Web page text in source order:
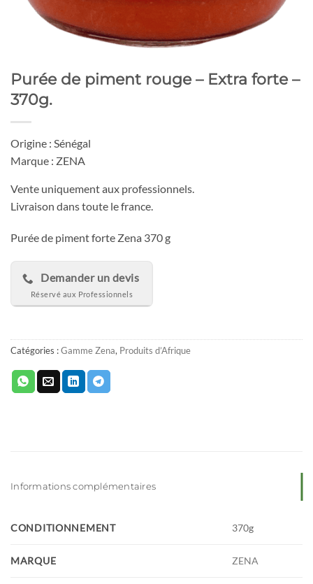
Purée de piment rouge – Extra forte –
370g.
Origine : Sénégal
Marque : ZENA
Vente uniquement aux professionnels.
Livraison dans toute le france.
Purée de piment forte Zena 370 g
Demander un devis
Catégories :Gamme Zena, Produits d’Afrique
Informations complémentaires
CONDITIONNEMENT 370g
MARQUE ZENA